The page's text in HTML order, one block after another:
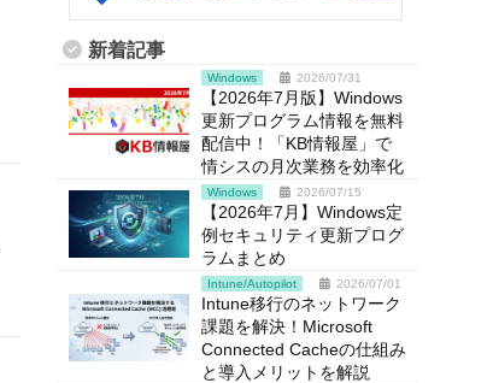
新着記事
Windows 2026/07/31
【2026年7月版】Windows
更新プログラム情報を無料
配信中！「KB情報屋」で
情シスの月次業務を効率化
Windows 2026/07/15
【2026年7月】Windows定
例セキュリティ更新プログ
ラムまとめ
Intune/Autopilot 2026/07/01
Intune移行のネットワーク
課題を解決！Microsoft
Connected Cacheの仕組み
と導入メリットを解説